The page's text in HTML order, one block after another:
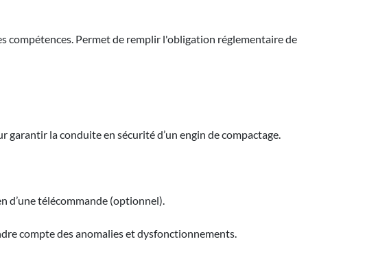
compétences. Permet de remplir l'obligation réglementaire de
la conduite en sécurité d’un engin de compactage.
d’une télécommande (optionnel).
compte des anomalies et dysfonctionnements.